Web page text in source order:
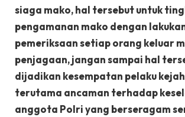
siaga mako, hal tersebut untuk
pengamanan mako dengan
pemeriksaan setiap orang keluar
penjagaan, jangan sampai hal
dijadikan kesempatan pelaku
terutama ancaman terhadap
anggota Polri yang berseragam